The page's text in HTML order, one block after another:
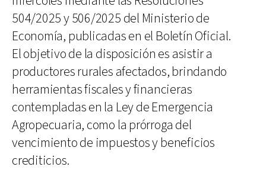
504/2025 y 506/2025 del Ministerio de
Economía, publicadas en el Boletín Oficial.
El objetivo de la disposición es asistir a
productores rurales afectados, brindando
herramientas fiscales y financieras
contempladas en la Ley de Emergencia
Agropecuaria, como la prórroga del
vencimiento de impuestos y beneficios
crediticios.